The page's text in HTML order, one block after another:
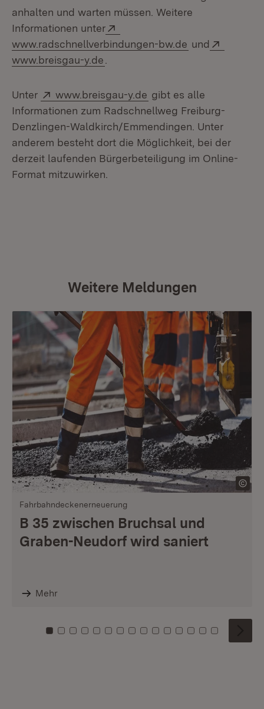
anhalten und warten müssen. Weitere
Informationen unter
www.radschnellverbindungen-bw.de (Öffnet in
und
www.breisgau-y.de
Unter Extern:
www.breisgau-y.de (Öffnet in neuem
gibt es alle
Informationen zum Radschnellweg Freiburg-
Denzlingen-Waldkirch/Emmendingen. Unter
anderem besteht dort die Möglichkeit, bei der
derzeit laufenden Bürgerbeteiligung im Online-
Format mitzuwirken.
Weitere Meldungen
Fahrbahndeckenerneuerung
B 35 zwischen Bruchsal und
Graben-Neudorf wird saniert
Mehr
Zu Kachel: 0
Zu Kachel: 1
Zu Kachel: 2
Zu Kachel: 3
Zu Kachel: 4
Zu Kachel: 5
Zu Kachel: 6
Zu Kachel: 7
Zu Kachel: 8
Zu Kachel: 9
Zu Kachel: 10
Zu Kachel: 11
Zu Kachel: 12
Zu Kachel:
Zu